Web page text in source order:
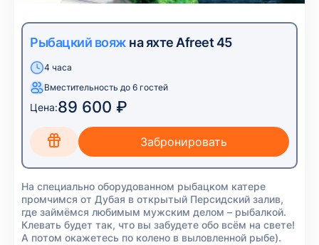
Рыбацкий вояж на яхте Afreet 45
4 часа
Вместительность до 6 гостей
Цена:89 600 ₽
На специально оборудованном рыбацком катере
промчимся от Дубая в открытый Персидский залив,
где займёмся любимым мужским делом – рыбалкой.
Клевать будет так, что вы забудете обо всём на свете!
А потом окажетесь по колено в выловленной рыбе).